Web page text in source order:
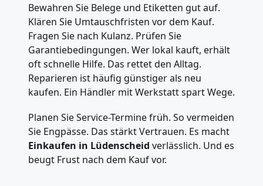
Bewahren Sie Belege und Etiketten gut auf.
Klären Sie Umtauschfristen vor dem Kauf.
Fragen Sie nach Kulanz. Prüfen Sie
Garantiebedingungen. Wer lokal kauft, erhält
oft schnelle Hilfe. Das rettet den Alltag.
Reparieren ist häufig günstiger als neu
kaufen. Ein Händler mit Werkstatt spart Wege.
Planen Sie Service-Termine früh. So vermeiden
Sie Engpässe. Das stärkt Vertrauen. Es macht
Einkaufen in Lüdenscheid verlässlich. Und es
beugt Frust nach dem Kauf vor.